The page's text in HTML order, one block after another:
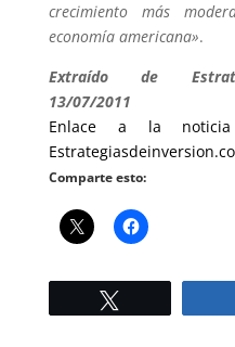
crecimiento más
economía americana».
Extraído de
13/07/2011
Enlace a la
Comparte esto: